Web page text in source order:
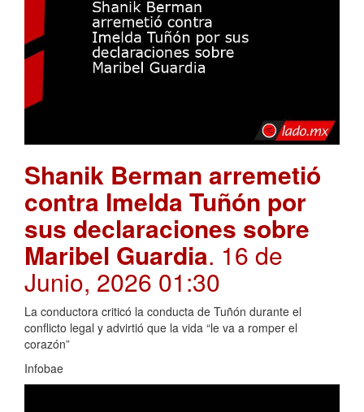
Shanik Berman arremetió
contra Imelda Tuñón por
sus declaraciones sobre
Maribel Guardia. 16 de
Junio, 2026 01:30
La conductora criticó la conducta de Tuñón durante el
conflicto legal y advirtió que la vida “le va a romper el
corazón”
Infobae